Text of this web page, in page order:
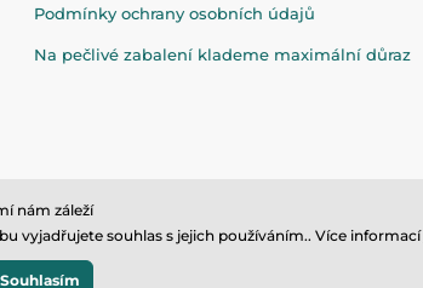
Podmínky ochrany osobních údajů
Na pečlivé zabalení klademe maximální důraz
vytvořilaSIMPLIA.cz
nám záleží
vyjadřujete souhlas s jejich používáním.. Více informací
Souhlasím